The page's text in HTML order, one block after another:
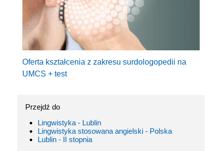
Oferta kształcenia z zakresu surdologopedii na
UMCS + test
Przejdź do
Lingwistyka - Lublin
Lingwistyka stosowana angielski - Polska
Lublin - II stopnia